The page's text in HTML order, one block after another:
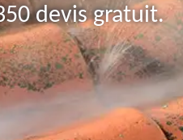
devis gratuit.